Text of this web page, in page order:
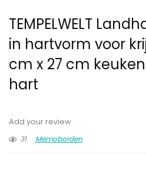
TEMPELWELT
in hartvorm voor
cm x 27 cm
hart
Add your review
31
Memoborden